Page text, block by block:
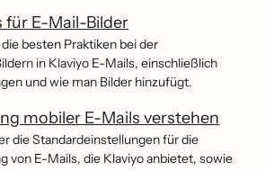
für E-Mail-Bilder
besten Praktiken bei der
in Klaviyo E-Mails, einschließlich
und wie man Bilder hinzufügt.
mobiler E-Mails verstehen
die Standardeinstellungen für die
von E-Mails, die Klaviyo anbietet, sowie